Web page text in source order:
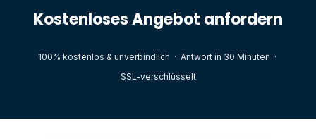
Kostenloses Angebot anfordern
100% kostenlos & unverbindlich · Antwort in 30 Minuten ·
SSL-verschlüsselt